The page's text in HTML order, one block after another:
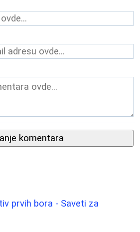
komentara
prvih bora - Saveti za